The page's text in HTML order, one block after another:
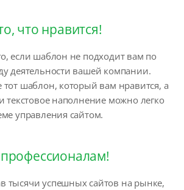
что нравится!
если шаблон не подходит вам по
деятельности вашей компании.
тот шаблон, который вам нравится, а
текстовое наполнение можно легко
управления сайтом.
тысячи успешных сайтов на рынке,